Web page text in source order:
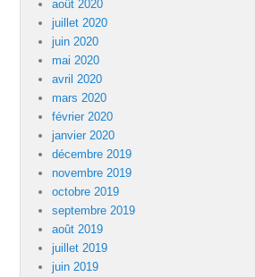
août 2020
juillet 2020
juin 2020
mai 2020
avril 2020
mars 2020
février 2020
janvier 2020
décembre 2019
novembre 2019
octobre 2019
septembre 2019
août 2019
juillet 2019
juin 2019